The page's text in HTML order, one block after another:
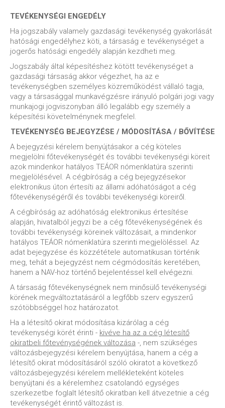
TEVÉKENYSÉGI ENGEDÉLY
Ha jogszabály valamely gazdasági tevékenység gyakorlását
hatósági engedélyhez köti, a társaság e tevékenységet a
jogerős hatósági engedély alapján kezdheti meg.
Jogszabály által képesítéshez kötött tevékenységet a
gazdasági társaság akkor végezhet, ha az e
tevékenységben személyes közreműködést vállaló tagja,
vagy a társasággal munkavégzésre irányuló polgári jogi vagy
munkajogi jogviszonyban álló legalább egy személy a
képesítési követelménynek megfelel.
TEVÉKENYSÉG BEJEGYZÉSE / MÓDOSÍTÁSA / BŐVÍTÉSE
A bejegyzési kérelem benyújtásakor a cég köteles
megjelölni főtevékenységét és további tevékenységi köreit
azok mindenkor hatályos TEÁOR nómenklatúra szerinti
megjelölésével. A cégbíróság a cég bejegyzésekor
elektronikus úton értesíti az állami adóhatóságot a cég
főtevékenységéről és további tevékenységi köreiről.
A cégbíróság az adóhatóság elektronikus értesítése
alapján, hivatalból jegyzi be a cég főtevékenységének és
további tevékenységi köreinek változásait, a mindenkor
hatályos TEÁOR nómenklatúra szerinti megjelöléssel. Az
adat bejegyzése és közzététele automatikusan történik
meg, tehát a bejegyzést nem cégmódosítás keretében,
hanem a NAV-hoz történő bejelentéssel kell elvégezni.
A társaság főtevékenységnek nem minősülő tevékenységi
körének megváltoztatásáról a legfőbb szerv egyszerű
szótöbbséggel hoz határozatot.
Ha a létesítő okirat módosítása kizárólag a cég
tevékenységi körét érinti - kivéve ha az a cég létesítő
okiratbeli főtevénységének változása -, nem szükséges
változásbejegyzési kérelem benyújtása, hanem a cég a
létesítő okirat módosításáról szóló okiratot a következő
változásbejegyzési kérelem mellékleteként köteles
benyújtani és a kérelemhez csatolandó egységes
szerkezetbe foglalt létesítő okiratban kell átvezetnie a cég
tevékenységét érintő változást is.